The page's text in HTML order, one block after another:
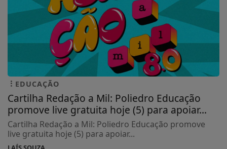
EDUCAÇÃO
Cartilha Redação a Mil: Poliedro Educação
promove live gratuita hoje (5) para apoiar...
Cartilha Redação a Mil: Poliedro Educação promove
live gratuita hoje (5) para apoiar...